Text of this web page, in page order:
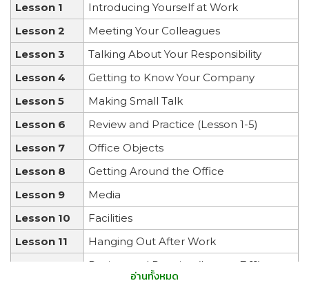
Lesson 1
Introducing Yourself at Work
Lesson 2
Meeting Your Colleagues
Lesson 3
Talking About Your Responsibility
Lesson 4
Getting to Know Your Company
Lesson 5
Making Small Talk
Lesson 6
Review and Practice (Lesson 1-5)
Lesson 7
Office Objects
Lesson 8
Getting Around the Office
Lesson 9
Media
Lesson 10
Facilities
Lesson 11
Hanging Out After Work
Review and Practice (Lesson 7-11)
อ่านทั้งหมด